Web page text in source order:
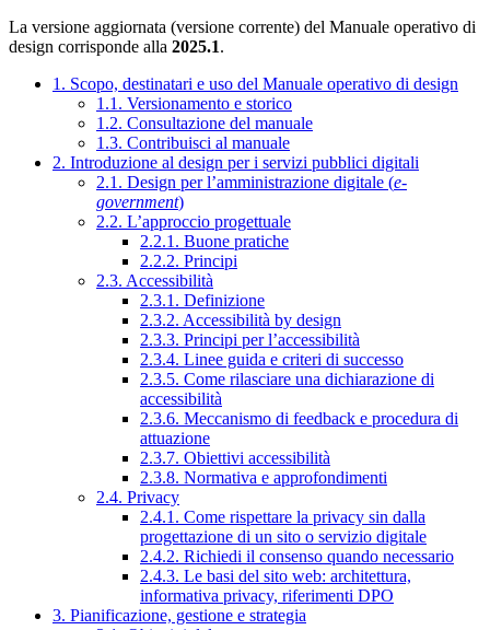
La versione aggiornata (versione corrente) del Manuale operativo di
design corrisponde alla 2025.1.
1. Scopo, destinatari e uso del Manuale operativo di design
1.1. Versionamento e storico
1.2. Consultazione del manuale
1.3. Contribuisci al manuale
2. Introduzione al design per i servizi pubblici digitali
2.1. Design per l’amministrazione digitale (e-
government)
2.2. L’approccio progettuale
2.2.1. Buone pratiche
2.2.2. Principi
2.3. Accessibilità
2.3.1. Definizione
2.3.2. Accessibilità by design
2.3.3. Principi per l’accessibilità
2.3.4. Linee guida e criteri di successo
2.3.5. Come rilasciare una dichiarazione di
accessibilità
2.3.6. Meccanismo di feedback e procedura di
attuazione
2.3.7. Obiettivi accessibilità
2.3.8. Normativa e approfondimenti
2.4. Privacy
2.4.1. Come rispettare la privacy sin dalla
progettazione di un sito o servizio digitale
2.4.2. Richiedi il consenso quando necessario
2.4.3. Le basi del sito web: architettura,
informativa privacy, riferimenti DPO
3. Pianificazione, gestione e strategia